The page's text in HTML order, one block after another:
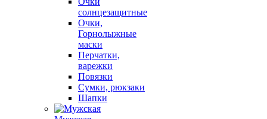
солнцезащитные
Очки,
Горнолыжные
маски
Перчатки,
варежки
Повязки
Сумки, рюкзаки
Шапки